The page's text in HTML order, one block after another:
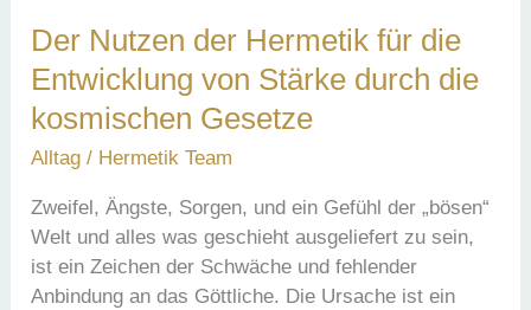
Engel
in
der
Kabbalah
Der Nutzen der Hermetik für die
Entwicklung von Stärke durch die
kosmischen Gesetze
Alltag / Hermetik Team
Zweifel, Ängste, Sorgen, und ein Gefühl der „bösen“
Welt und alles was geschieht ausgeliefert zu sein,
ist ein Zeichen der Schwäche und fehlender
Anbindung an das Göttliche. Die Ursache ist ein